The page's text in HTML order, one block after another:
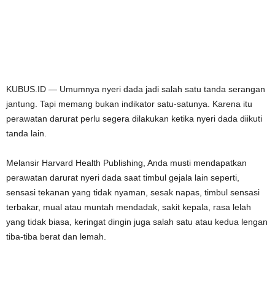
KUBUS.ID — Umumnya nyeri dada jadi salah satu tanda serangan
jantung. Tapi memang bukan indikator satu-satunya. Karena itu
perawatan darurat perlu segera dilakukan ketika nyeri dada diikuti
tanda lain.
Melansir Harvard Health Publishing, Anda musti mendapatkan
perawatan darurat nyeri dada saat timbul gejala lain seperti,
sensasi tekanan yang tidak nyaman, sesak napas, timbul sensasi
terbakar, mual atau muntah mendadak, sakit kepala, rasa lelah
yang tidak biasa, keringat dingin juga salah satu atau kedua lengan
tiba-tiba berat dan lemah.